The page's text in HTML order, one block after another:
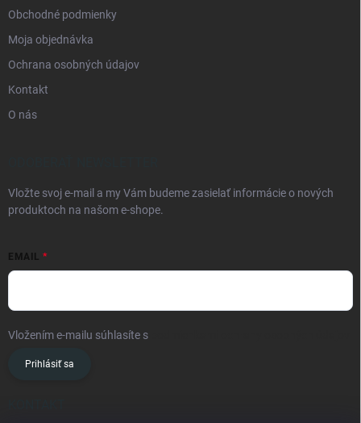
Obchodné podmienky
Moja objednávka
Ochrana osobných údajov
Kontakt
O nás
Vložte svoj e-mail a my Vám budeme zasielať informácie o nových
produktoch na našom e-shope.
EMAIL
Vložením e-mailu súhlasíte s
Prihlásiť sa